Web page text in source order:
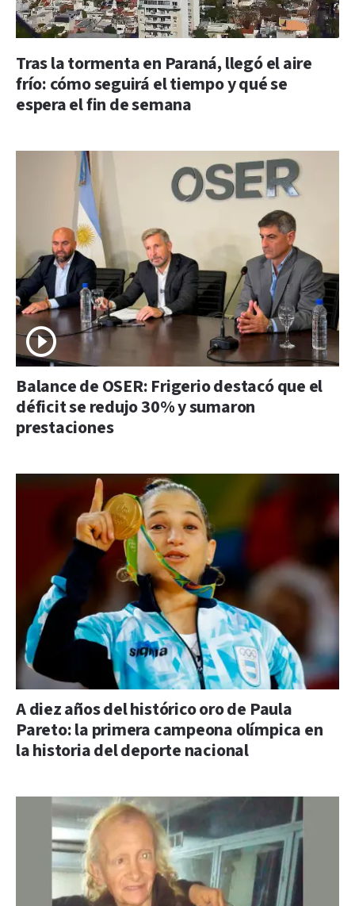
Tras la tormenta en Paraná, llegó el aire
frío: cómo seguirá el tiempo y qué se
espera el fin de semana
Balance de OSER: Frigerio destacó que el
déficit se redujo 30% y sumaron
prestaciones
A diez años del histórico oro de Paula
Pareto: la primera campeona olímpica en
la historia del deporte nacional